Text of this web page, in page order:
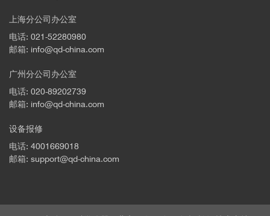
上海分公司办公室
电话: 021-52280980
邮箱: info@qd-china.com
广州分公司办公室
电话: 020-89202739
邮箱: info@qd-china.com
设备报修
电话: 4001669018
邮箱: support@qd-china.com